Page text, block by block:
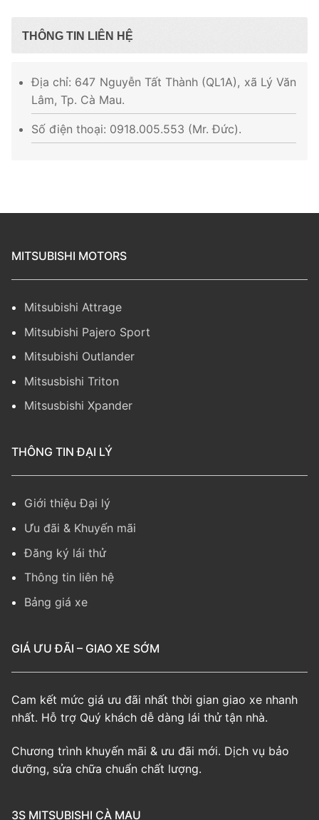
THÔNG TIN LIÊN HỆ
Địa chỉ: 647 Nguyễn Tất Thành (QL1A), xã Lý Văn
Lâm, Tp. Cà Mau.
Số điện thoại: 0918.005.553 (Mr. Đức).
MITSUBISHI MOTORS
Mitsubishi Attrage
Mitsubishi Pajero Sport
Mitsubishi Outlander
Mitsusbishi Triton
Mitsusbishi Xpander
THÔNG TIN ĐẠI LÝ
Giới thiệu Đại lý
Ưu đãi & Khuyến mãi
Đăng ký lái thử
Thông tin liên hệ
Bảng giá xe
GIÁ ƯU ĐÃI – GIAO XE SỚM
Cam kết mức giá ưu đãi nhất thời gian giao xe nhanh
nhất. Hỗ trợ Quý khách dễ dàng lái thử tận nhà.
Chương trình khuyến mãi & ưu đãi mới. Dịch vụ bảo
dưỡng, sửa chữa chuẩn chất lượng.
3S MITSUBISHI CÀ MAU